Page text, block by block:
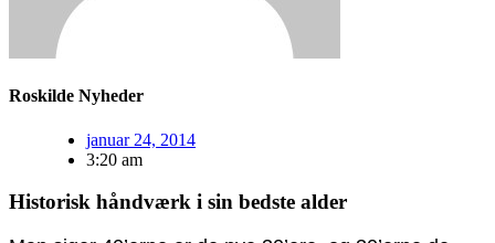
Roskilde Nyheder
januar 24, 2014
3:20 am
Historisk håndværk i sin bedste alder